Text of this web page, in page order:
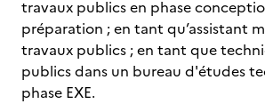
travaux publics en phase
préparation ; en tant qu’assistant
travaux publics ; en tant que
publics dans un bureau d'études
phase EXE.